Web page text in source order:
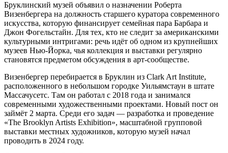
Бруклинский музей объявил о назначении Роберта
Визенбергера на должность старшего куратора современного
искусства, которую финансирует семейная пара Барбара и
Джон Фогельстайн. Для тех, кто не следит за американскими
культурными интригами: речь идёт об одном из крупнейших
музеев Нью‑Йорка, чья коллекция и выставки регулярно
становятся предметом обсуждения в арт‑сообществе.
Визенбергер перебирается в Бруклин из Clark Art Institute,
расположенного в небольшом городке Уильямстаун в штате
Массачусетс. Там он работал с 2018 года и занимался
современными художественными проектами. Новый пост он
займёт 2 марта. Среди его задач — разработка и проведение
«The Brooklyn Artists Exhibition», масштабной групповой
выставки местных художников, которую музей начал
проводить в 2024 году.